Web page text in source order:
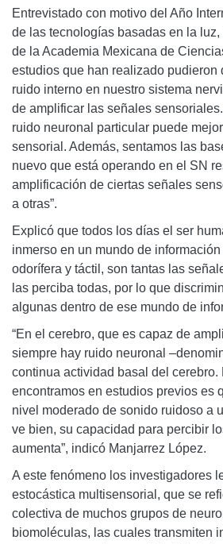
Entrevistado con motivo del Año
de las tecnologías basadas en la
de la Academia Mexicana de
estudios que han realizado pudieron
ruido interno en nuestro sistema
de amplificar las señales
ruido neuronal particular puede
sensorial. Además, sentamos las
nuevo que está operando en el SN
amplificación de ciertas señales
a otras”.
Explicó que todos los días el ser
inmerso en un mundo de
odorífera y táctil, son tantas las
las perciba todas, por lo que
algunas dentro de ese mundo de
“En el cerebro, que es capaz de
siempre hay ruido neuronal
continua actividad basal del cerebro.
encontramos en estudios previos es
nivel moderado de sonido ruidoso a
ve bien, su capacidad para percibir
aumenta”, indicó Manjarrez López.
A este fenómeno los investigadores
estocástica multisensorial, que se
colectiva de muchos grupos de
biomoléculas, las cuales transmiten